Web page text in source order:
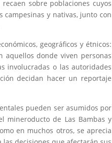
sobre poblaciones cuyos
campesinas y nativas, junto con
geográficos y étnicos:
aquellos donde viven personas
involucradas o las autoridades
decidan hacer un reportaje
pueden ser asumidos por
mineroducto de Las Bambas y
en muchos otros, se aprecia